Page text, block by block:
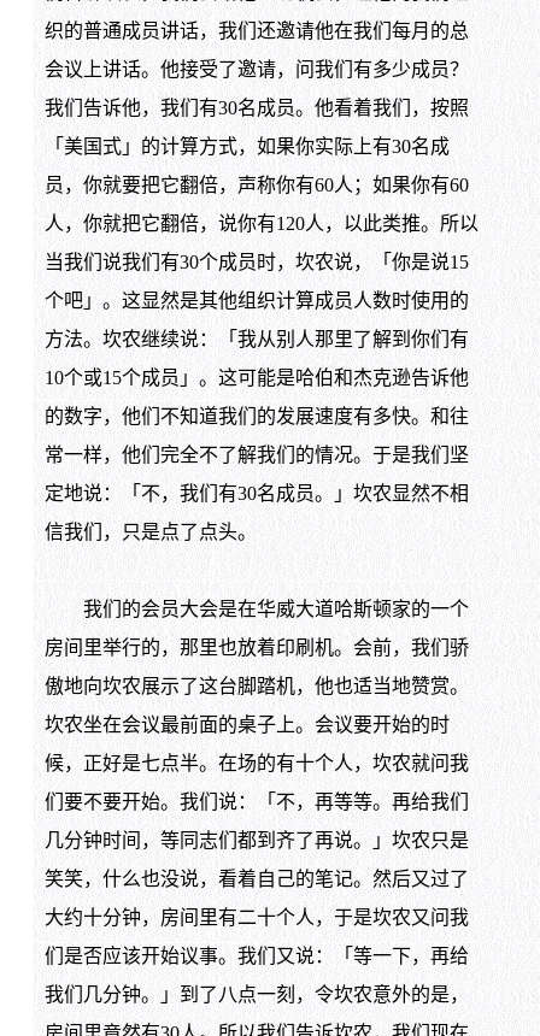
织的普通成员讲话，我们还邀请他在我们每月的总
会议上讲话。他接受了邀请，问我们有多少成员？
我们告诉他，我们有30名成员。他看着我们，按照
「美国式」的计算方式，如果你实际上有30名成
员，你就要把它翻倍，声称你有60人；如果你有60
人，你就把它翻倍，说你有120人，以此类推。所以
当我们说我们有30个成员时，坎农说，「你是说15
个吧」。这显然是其他组织计算成员人数时使用的
方法。坎农继续说：「我从别人那里了解到你们有
10个或15个成员」。这可能是哈伯和杰克逊告诉他
的数字，他们不知道我们的发展速度有多快。和往
常一样，他们完全不了解我们的情况。于是我们坚
定地说：「不，我们有30名成员。」坎农显然不相
信我们，只是点了点头。
我们的会员大会是在华威大道哈斯顿家的一个
房间里举行的，那里也放着印刷机。会前，我们骄
傲地向坎农展示了这台脚踏机，他也适当地赞赏。
坎农坐在会议最前面的桌子上。会议要开始的时
候，正好是七点半。在场的有十个人，坎农就问我
们要不要开始。我们说：「不，再等等。再给我们
几分钟时间，等同志们都到齐了再说。」坎农只是
笑笑，什么也没说，看着自己的笔记。然后又过了
大约十分钟，房间里有二十个人，于是坎农又问我
们是否应该开始议事。我们又说：「等一下，再给
我们几分钟。」到了八点一刻，令坎农意外的是，